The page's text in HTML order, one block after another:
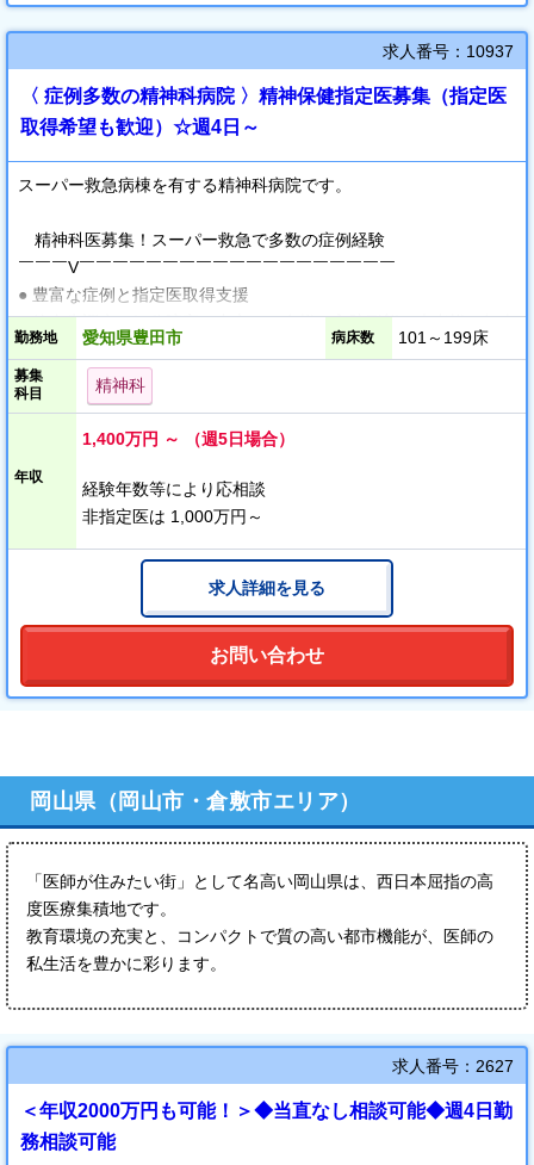
求人番号：10937
〈 症例多数の精神科病院 〉精神保健指定医募集（指定医
取得希望も歓迎）☆週4日～
スーパー救急病棟を有する精神科病院です。
精神科医募集！スーパー救急で多数の症例経験
￣￣￣V￣￣￣￣￣￣￣￣￣￣￣￣￣￣￣￣￣￣￣
● 豊富な症例と指定医取得支援
● 統合失調症や気分障害を中心に、多様な入院形態の患者様を担当
できます
● 指定医取得を目指す医師も歓迎しており、経験豊富な指定医によ
る指導のもとスキルアップが可能です
￣￣￣V￣￣￣￣￣￣￣￣￣￣￣￣￣￣￣￣￣￣￣
● 院内すべての職種で残業をなくす取り組みをしており、医師もほ
● 10年以上長くご勤務いただいている方も多く、働きやすい環境
.*------------------------------*.
当院は、少しでも多くの入院患者さんに多職種で対応ができるよ
そして、精神科急性期入院治療にバランス良く力を入れていま
す。
若手の先生も皆、快く協力してくれています。
しかし、地域のニーズにお応えするためには、新たな精神保健指
定医の先生、指定医取得希望の先生が必要です。
地域に少しでも貢献できるよう、患者さんやそのご家族のために
一緒に働きませんか？
勤務地 愛知県豊田市 病床数 101～199床
募集
科目
精神科
年収
1,400万円 ～ （週5日場合）
経験年数等により応相談
非指定医は 1,000万円～
求人詳細を見る
お問い合わせ
岡山県（岡山市・倉敷市エリア）
「医師が住みたい街」として名高い岡山県は、西日本屈指の高
度医療集積地です。
教育環境の充実と、コンパクトで質の高い都市機能が、医師の
私生活を豊かに彩ります。
求人番号：2627
＜年収2000万円も可能！＞◆当直なし相談可能◆週4日勤
務相談可能